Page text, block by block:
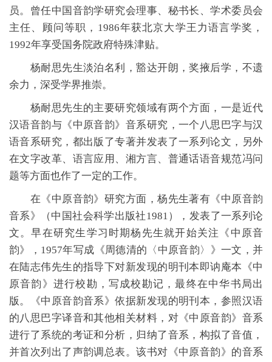
员。曾任中国音韵学研究会理事、秘书长、学术委员会
主任、顾问等职，1986年获北京大学王力语言学奖，
1992年享受国务院政府特殊津贴。
杨耐思先生淡泊名利，豁达开朗，奖掖后学，不遗
余力，深受学界推崇。
杨耐思先生的主要研究领域有两个方面，一是近代
汉语音韵与《中原音韵》音系研究，一个八思巴字与汉
语音系研究，都出版了专著并发表了一系列论文，另外
在文字改革、语言应用、湘方言、普通话语音规范冯问
题等方面也作了一定的工作。
在《中原音韵》研究方面，杨先生著有《中原音韵
音系》（中国社会科学出版社1981），发表了一系列论
文。早在研究生学习时期杨先生就开始关注《中原音
韵》，1957年写成《周德清的〈中原音韵〉》一文，并
在陆志伟先生的指导下对新发现的明刊本即讷庵本《中
原音韵》进行校勘，写成校勘记，最终在中华书局出
版。《中原音韵音系》依据新发现的明刊本，参照汉语
的八思巴字译音和其他相关材料，对《中原音韵》音系
进行了系统的考证和分析，归纳了音系，构拟了音值，
并首次列出了声韵调总表。该书对《中原音韵》的音系